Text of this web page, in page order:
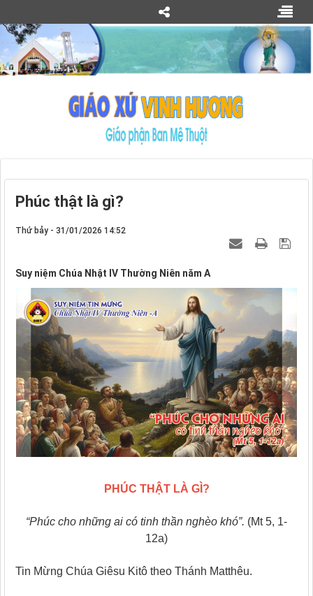
Phúc thật là gì?
Thứ bảy - 31/01/2026 14:52
Suy niệm Chúa Nhật IV Thường Niên năm A
PHÚC THẬT LÀ GÌ?
“Phúc cho những ai có tinh thần nghèo khó”. (Mt 5, 1-
12a)
Tin Mừng Chúa Giêsu Kitô theo Thánh Matthêu.